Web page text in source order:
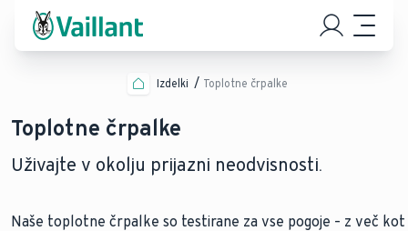
Izdelki Toplotne črpalke
Toplotne črpalke
Uživajte v okolju prijazni neodvisnosti.
Naše toplotne črpalke so testirane za vse pogoje – z več kot